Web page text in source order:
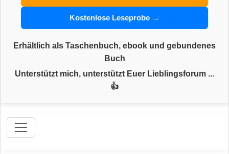
Kostenlose Leseprobe →
Erhältlich als Taschenbuch, ebook und gebundenes
Buch
Unterstützt mich, unterstützt Euer Lieblingsforum ...
👍